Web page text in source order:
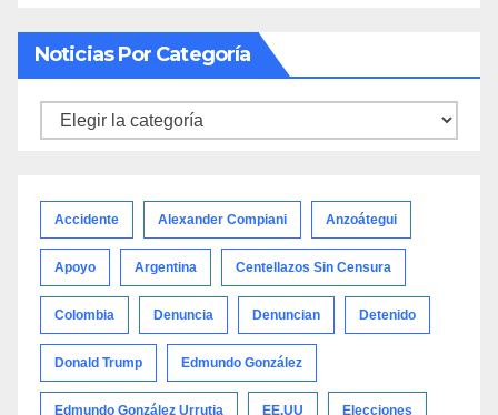
Noticias Por Categoría
Noticias
Accidente Alexander Compiani Anzoátegui
Apoyo Argentina Centellazos Sin Censura
Colombia Denuncia Denuncian Detenido
Donald Trump Edmundo González
Edmundo González Urrutia EE.UU Elecciones